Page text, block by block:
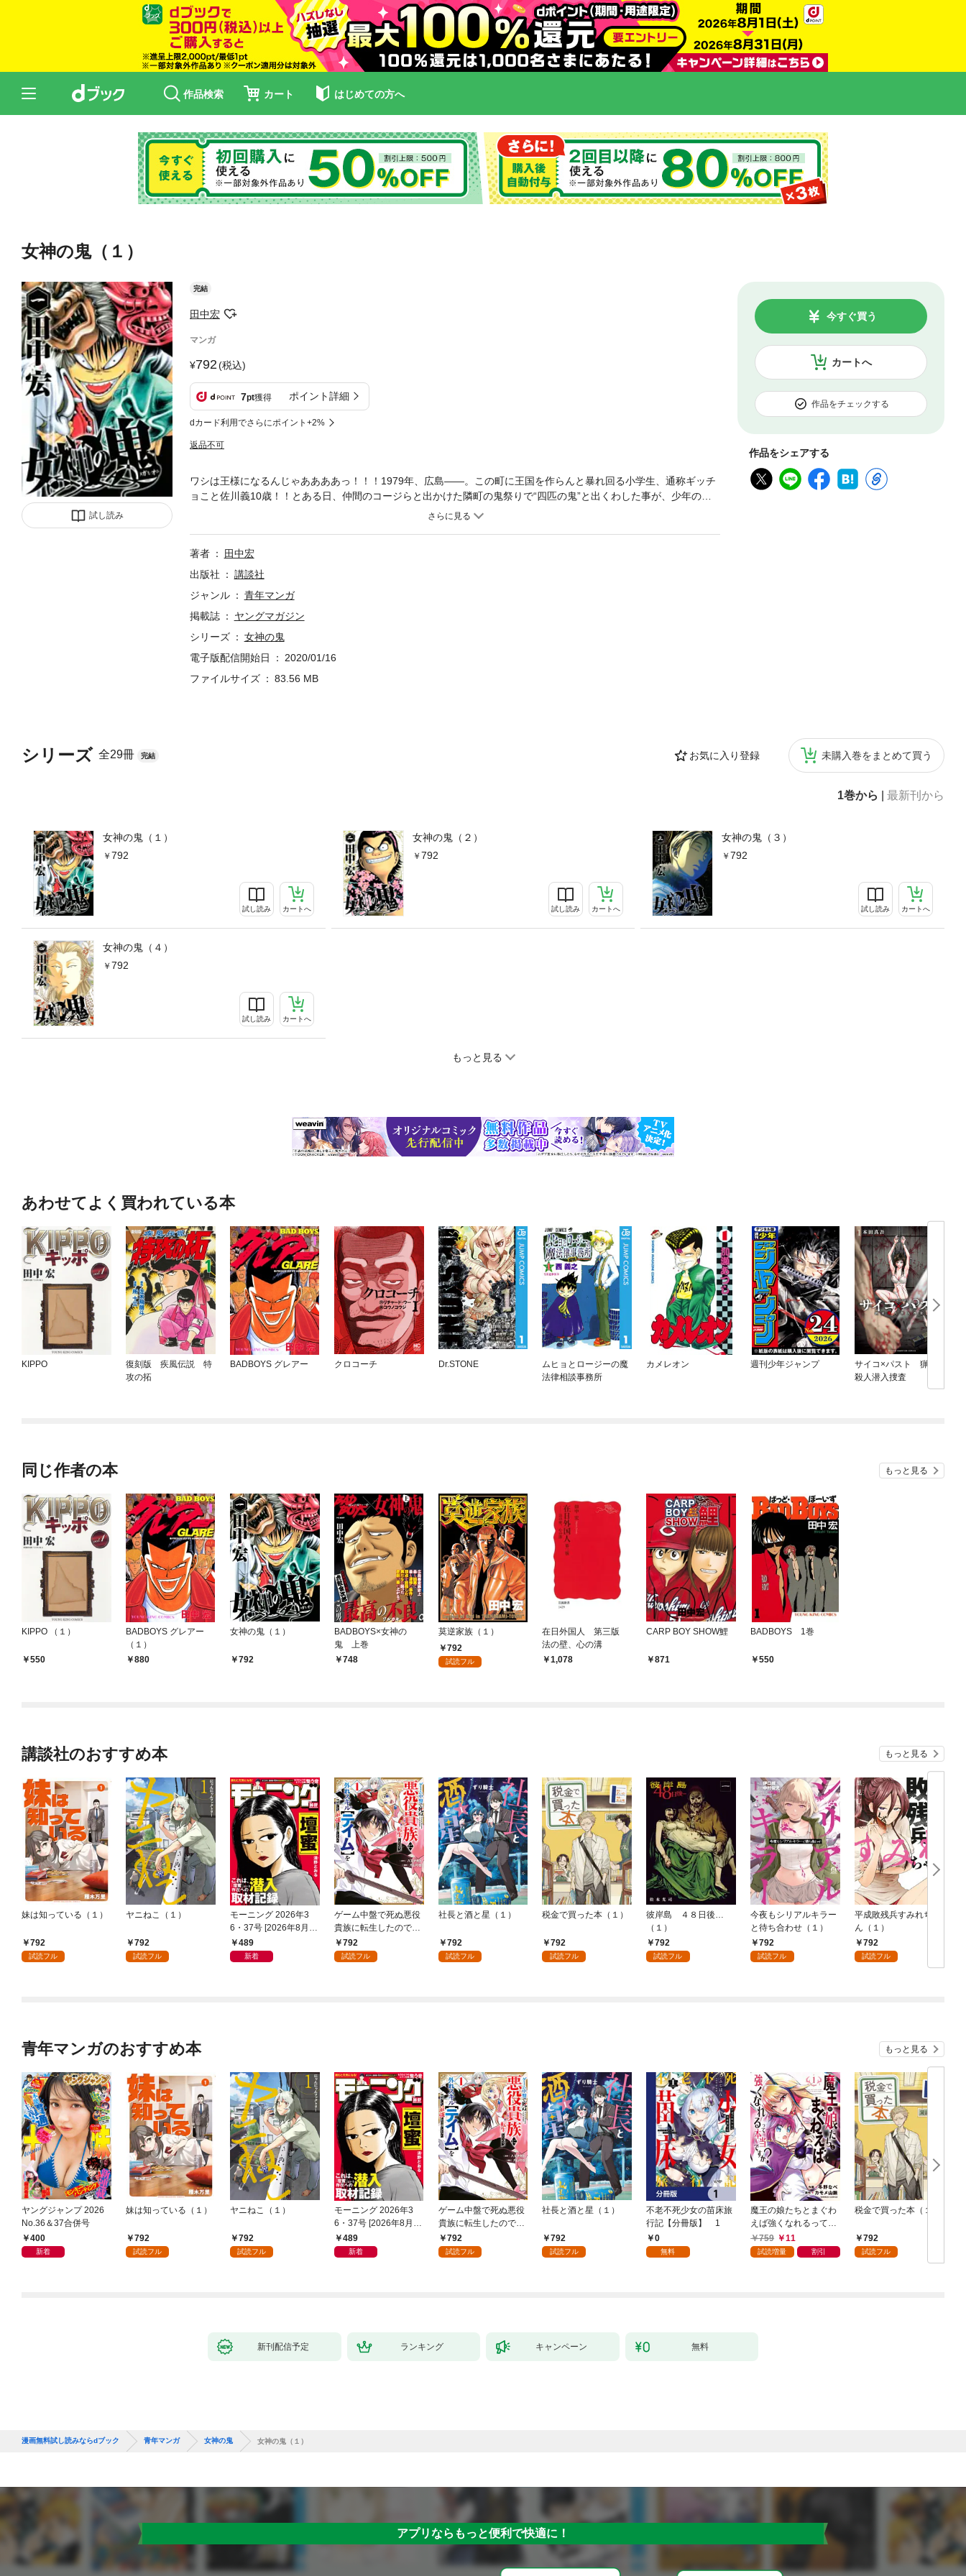
作品検索 カート はじめての方へ
女神の鬼（１）
試し読み
完結
田中宏
マンガ
792(税込)
7pt獲得 ポイント詳細
dカード利用でさらにポイント+2%
返品不可
カートへ
今すぐ買う
作品をチェックする
作品をシェアする
シリーズ 全29冊 完結 お気に入り登録 未購入巻をまとめて買う
1巻から 最新刊から
女神の鬼（１）
792
試し読み カートへ
女神の鬼（２）
792
試し読み カートへ
女神の鬼（３）
792
試し読み カートへ
女神の鬼（４）
792
試し読み カートへ
もっと見る
ワシは王様になるんじゃああああっ！！！1979年、広島――。この町に王国を作らんと暴れ回る小学生、通称ギッチ
ョこと佐川義10歳！！とある日、仲間のコージらと出かけた隣町の鬼祭りで“四匹の鬼”と出くわした事が、少年の運
命を根こそぎ変えてゆくのだったッ！！超熱望！！田中宏が描く“究極の廣島魂”、ここに開国ッ！！！
著者
田中宏
出版社
講談社
ジャンル
青年マンガ
掲載誌
ヤングマガジン
シリーズ
女神の鬼
電子版配信開始日
2020/01/16
ファイルサイズ
83.56 MB
あわせてよく買われている本
KIPPO
復刻版 疾風伝説 特
攻の拓
BADBOYS グレアー クロコーチ Dr.STONE
ムヒョとロージーの魔
法律相談事務所
カメレオン 週刊少年ジャンプ
サイコ×パスト 猟奇
殺人潜入捜査
同じ作者の本 もっと見る
KIPPO （１）
550
BADBOYS グレアー
（１）
880
女神の鬼（１）
792
BADBOYS×女神の
鬼 上巻
748
莫逆家族（１）
792
試読フル
在日外国人 第三版
法の壁、心の溝
1,078
CARP BOY SHOW鯉
871
BADBOYS 1巻
550
講談社のおすすめ本 もっと見る
妹は知っている（１）
792
試読フル
ヤニねこ（１）
792
試読フル
モーニング 2026年3
6・37号 [2026年8月6
日発売]
489
新着
ゲーム中盤で死ぬ悪役
貴族に転生したので、
外れスキル【テイム】
を駆使して最強を目指
792
試読フル
社長と酒と星（１）
792
試読フル
税金で買った本（１）
792
試読フル
彼岸島 ４８日後…
（１）
792
試読フル
今夜もシリアルキラー
と待ち合わせ（１）
792
試読フル
平成敗残兵すみれちゃ
ん（１）
792
試読フル
青年マンガのおすすめ本 もっと見る
ヤングジャンプ 2026
No.36＆37合併号
400
新着
妹は知っている（１）
792
試読フル
ヤニねこ（１）
792
試読フル
モーニング 2026年3
6・37号 [2026年8月6
日発売]
489
新着
ゲーム中盤で死ぬ悪役
貴族に転生したので、
外れスキル【テイム】
を駆使して最強を目指
792
試読フル
社長と酒と星（１）
792
試読フル
不老不死少女の苗床旅
行記【分冊版】 1
0
無料
魔王の娘たちとまぐわ
えば強くなれるって本
当ですか？【特典ペー
パー付き】【カラーペ
759 11
試読増量 割引
税金で買った本（１）
792
試読フル
新刊配信予定 ランキング キャンペーン 無料
漫画無料試し読みならdブック 青年マンガ 女神の鬼 女神の鬼（１）
アプリならもっと便利で快適に！